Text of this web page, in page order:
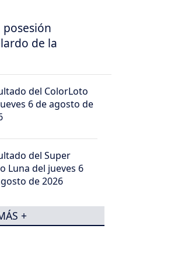
de la
del ColorLoto
6 de agosto de
del Super
Luna del jueves 6
de 2026
+